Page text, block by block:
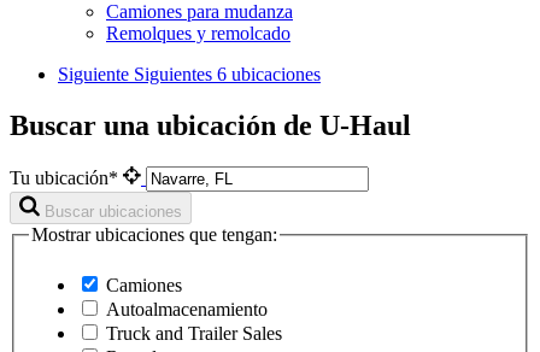
Camiones para mudanza
Remolques y remolcado
Siguiente Siguientes 6 ubicaciones
Buscar una ubicación de U-Haul
Tu ubicación*
Buscar ubicaciones
Mostrar ubicaciones que tengan:
Camiones
Autoalmacenamiento
Truck and Trailer Sales